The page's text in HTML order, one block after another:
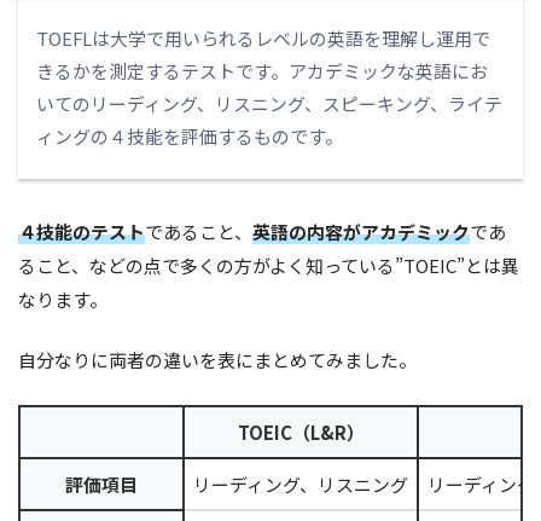
TOEFLは大学で用いられるレベルの英語を理解し運用で
きるかを測定するテストです。アカデミックな英語にお
いてのリーディング、リスニング、スピーキング、ライテ
ィングの４技能を評価するものです。
４技能のテストであること、 英語の内容がアカデミックであ
ること、などの点で多くの方がよく知っている”TOEIC”とは異
なります。
自分なりに両者の違いを表にまとめてみました。
TOEIC（L&R）
評価項目 リーディング、リスニング リーディン